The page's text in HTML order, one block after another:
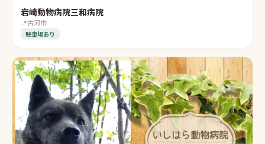
岩崎動物病院三和病院
📍古河市
駐車場あり